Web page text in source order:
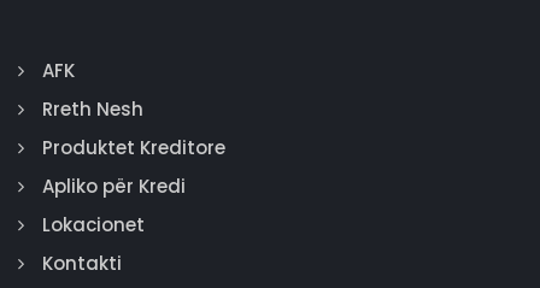
AFK
Rreth Nesh
Produktet Kreditore
Apliko për Kredi
Lokacionet
Kontakti